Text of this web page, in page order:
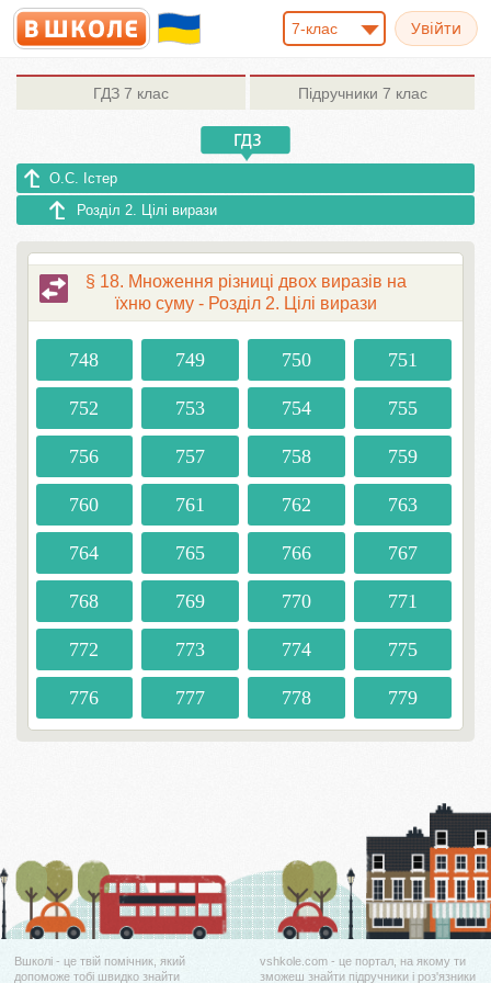
7-клас
ГДЗ 7 клас Підручники 7 клас
О.С. Істер
Розділ 2. Цілі вирази
§ 18. Множення різниці двох виразів на
їхню суму - Розділ 2. Цілі вирази
748 749 750 751
752 753 754 755
756 757 758 759
760 761 762 763
764 765 766 767
768 769 770 771
772 773 774 775
776 777 778 779
Вшколі - це твій помічник, який
допоможе тобі швидко знайти
vshkole.com - це портал, на якому ти
зможеш знайти підручники і роз'язники